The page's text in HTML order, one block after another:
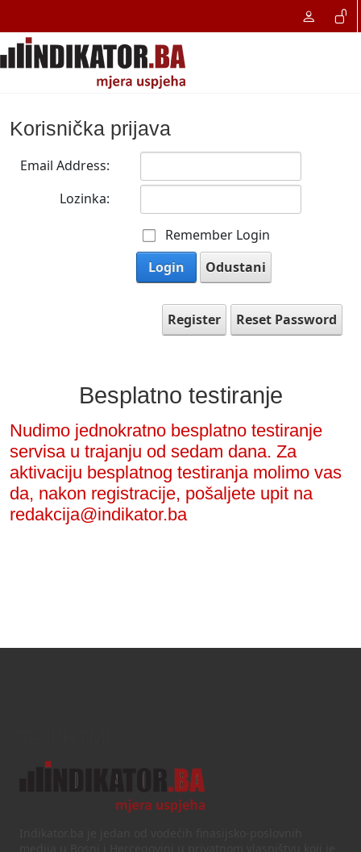
Korisnička prijava
Email Address:
Lozinka:
Remember Login
Login
Odustani
Register Reset Password
Besplatno testiranje
Nudimo jednokratno besplatno testiranje
servisa u trajanju od sedam dana. Za
aktivaciju besplatnog testiranja molimo vas
da, nakon registracije, pošaljete upit na
redakcija@indikator.ba